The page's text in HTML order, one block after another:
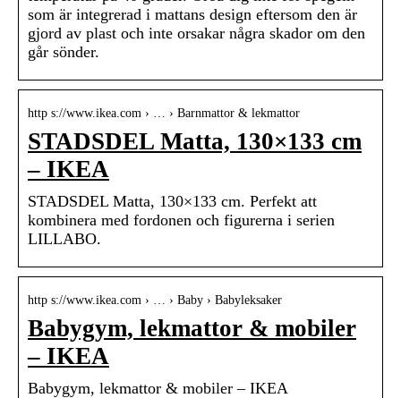
som är integrerad i mattans design eftersom den är
gjord av plast och inte orsakar några skador om den
går sönder.
http s://www.ikea.com › … › Barnmattor & lekmattor
STADSDEL Matta, 130×133 cm
– IKEA
STADSDEL Matta, 130×133 cm. Perfekt att
kombinera med fordonen och figurerna i serien
LILLABO.
http s://www.ikea.com › … › Baby › Babyleksaker
Babygym, lekmattor & mobiler
– IKEA
Babygym, lekmattor & mobiler – IKEA